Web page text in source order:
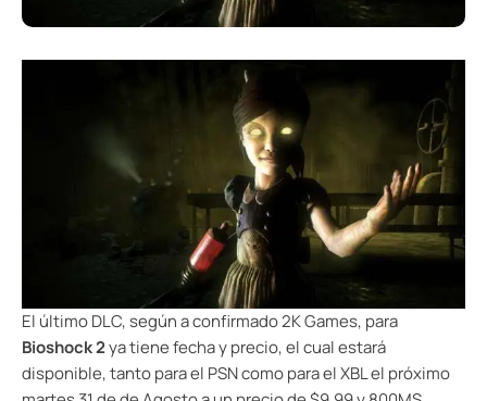
El último DLC, según a confirmado 2K Games, para
Bioshock 2ya tiene fecha y precio, el cual estará
disponible, tanto para el PSN como para el XBL el próximo